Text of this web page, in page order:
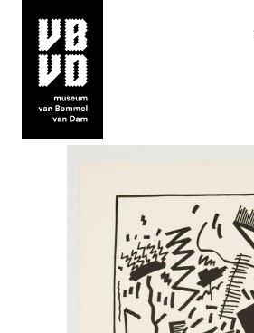
museum van Bommel van Dam